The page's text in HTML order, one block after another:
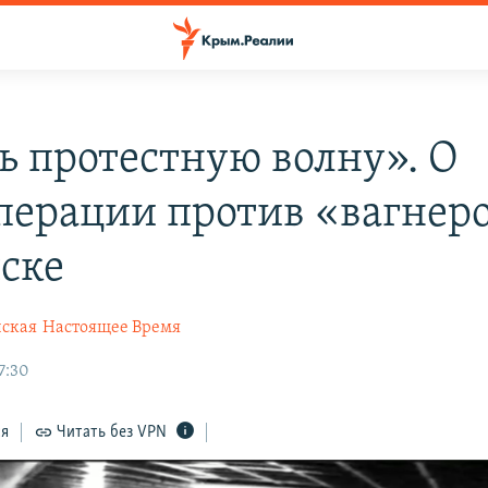
протестную волну». О
против
Настоящее Время
Читать без VPN